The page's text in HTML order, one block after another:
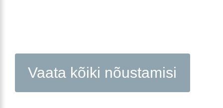
Vaata kõiki nõustamisi